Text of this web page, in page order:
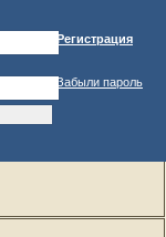
Регистрация
Забыли пароль